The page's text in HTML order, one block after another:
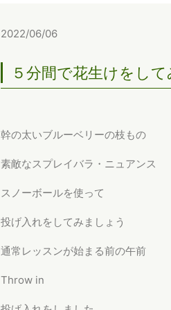
2022/06/06
５分間で花生けをし
幹の太いブルーベリーの枝もの
素敵なスプレイバラ・ニュアンス
スノーボールを使って
投げ入れをしてみましょう
通常レッスンが始まる前の午前
Throw in